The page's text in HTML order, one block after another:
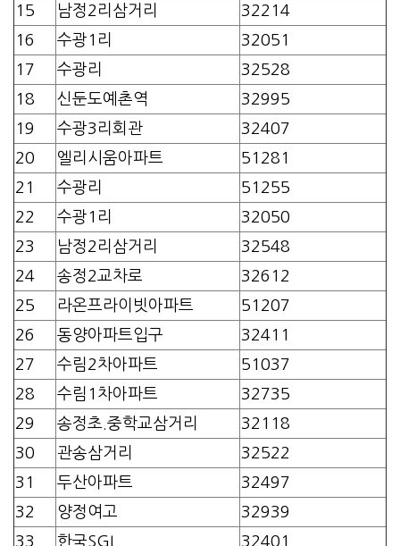
15
남정2리삼거리
32214
16
수광1리
32051
17
수광리
32528
18
신둔도예촌역
32995
19
수광3리회관
32407
20
엘리시움아파트
51281
21
수광리
51255
22
수광1리
32050
23
남정2리삼거리
32548
24
송정2교차로
32612
25
라온프라이빗아파트
51207
26
동양아파트입구
32411
27
수림2차아파트
51037
28
수림1차아파트
32735
29
송정초.중학교삼거리
32118
30
관송삼거리
32522
31
두산아파트
32497
32
양정여고
32939
33
한국SGI 32401